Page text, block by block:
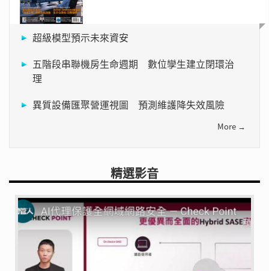
超級模型預示未來資安
五階段串聯機房生命週期 數位孿生建立閉環治
理
異質設備匯聚營運視圖 預測維護降失效風險
More →
精選影音